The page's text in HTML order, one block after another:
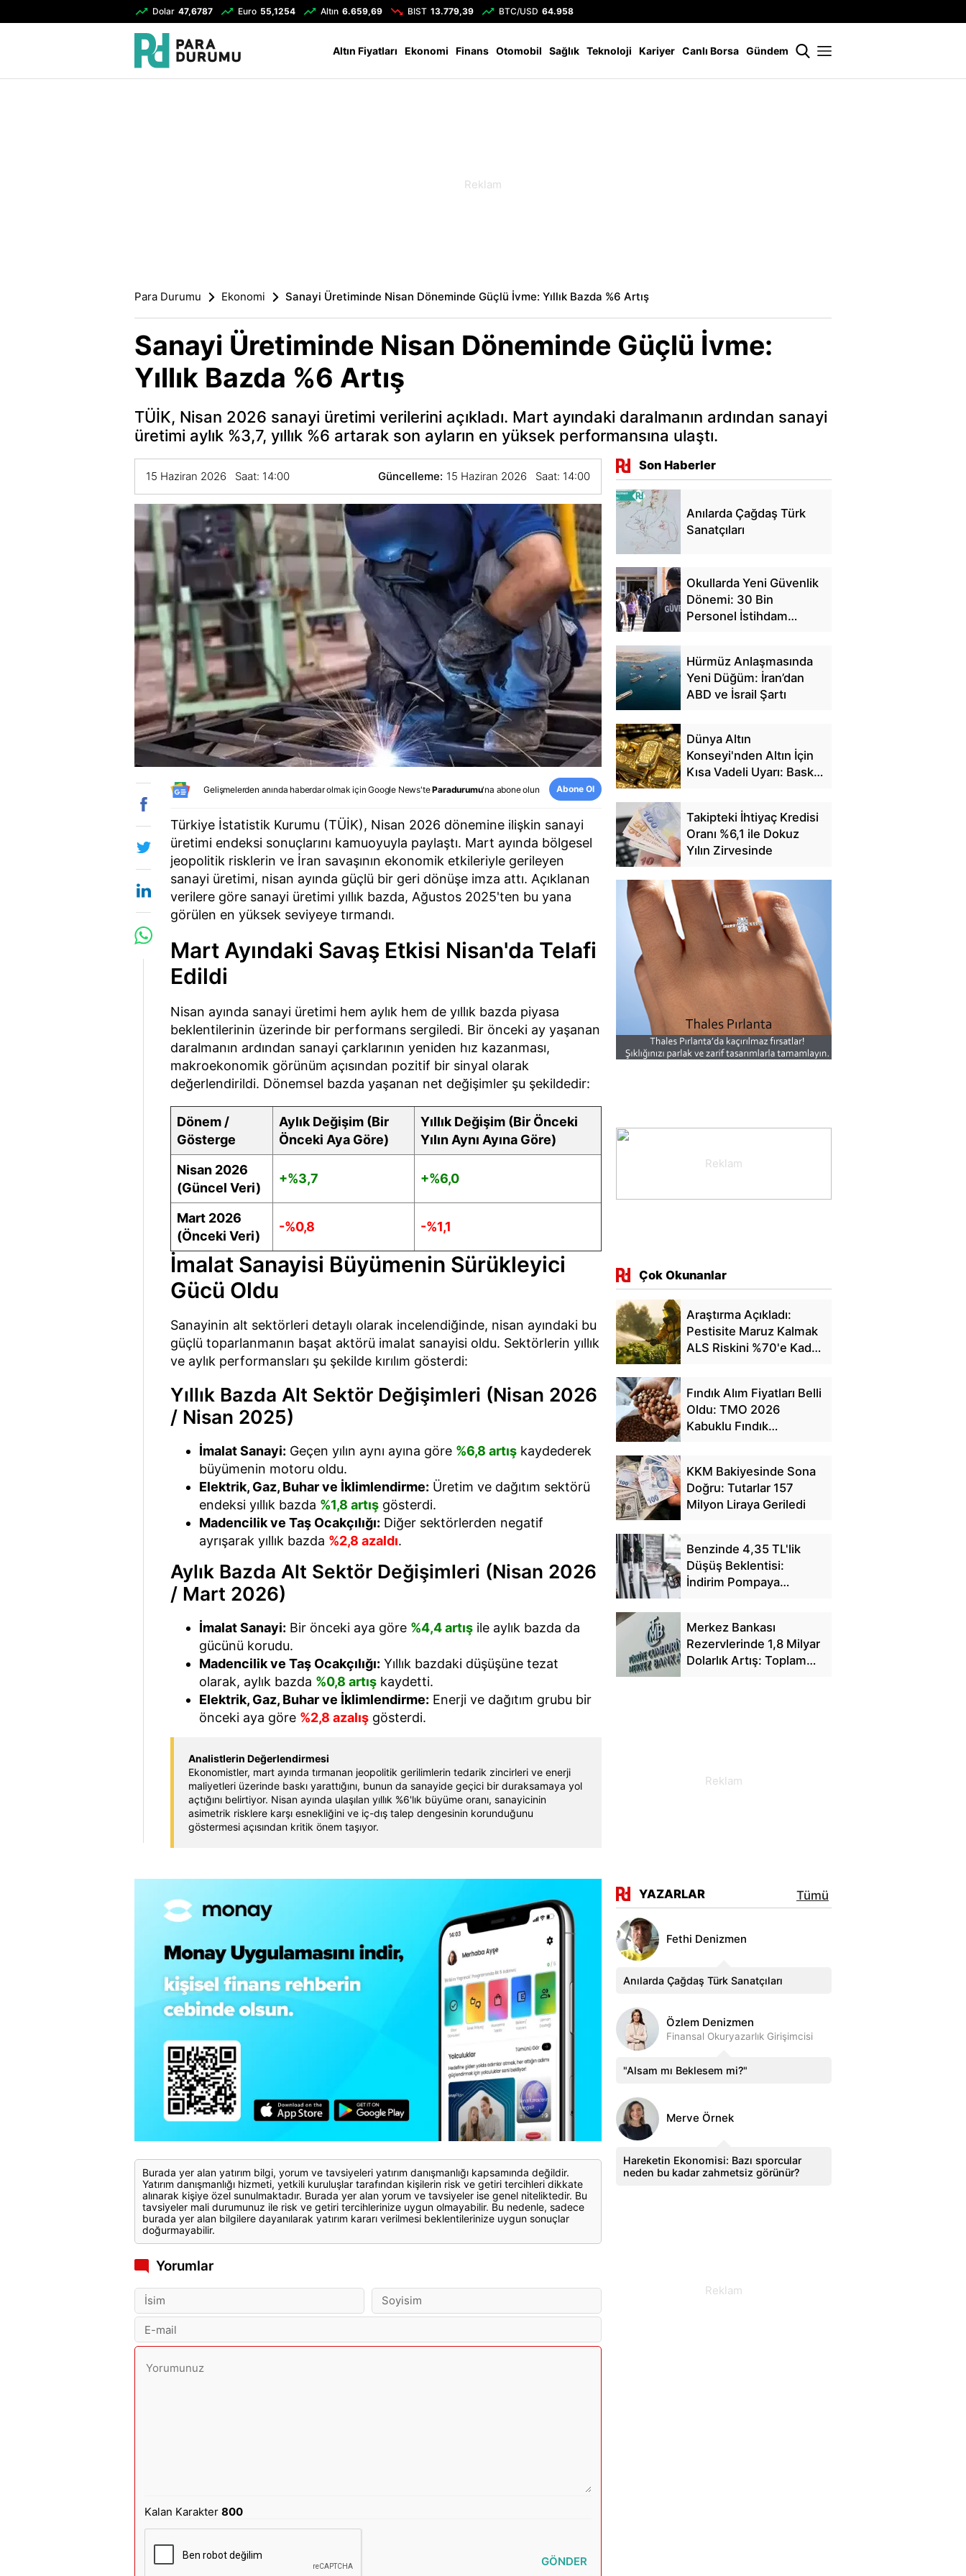
Dolar 47,6787 Euro 55,1254 Altın 6.659,69 BIST 13.779,39 BTC/USD 64.958
Altın Fiyatları Ekonomi Finans Otomobil Sağlık Teknoloji Kariyer Canlı Borsa Gündem
Para Durumu Ekonomi Sanayi Üretiminde Nisan Döneminde Güçlü İvme: Yıllık Bazda %6 Artış
Sanayi Üretiminde Nisan Döneminde Güçlü İvme:
Yıllık Bazda %6 Artış
TÜİK, Nisan 2026 sanayi üretimi verilerini açıkladı. Mart ayındaki daralmanın ardından sanayi
üretimi aylık %3,7, yıllık %6 artarak son ayların en yüksek performansına ulaştı.
15 Haziran 2026 Saat: 14:00 Güncelleme: 15 Haziran 2026 Saat: 14:00
Gelişmelerden anında haberdar olmak içinGoogle News'teParadurumu'na abone olun Abone Ol
Türkiye İstatistik Kurumu (TÜİK), Nisan 2026 dönemine ilişkin sanayi
üretimi endeksi sonuçlarını kamuoyuyla paylaştı. Mart ayında bölgesel
jeopolitik risklerin ve İran savaşının ekonomik etkileriyle gerileyen
sanayi üretimi, nisan ayında güçlü bir geri dönüşe imza attı. Açıklanan
verilere göre sanayi üretimi yıllık bazda, Ağustos 2025'ten bu yana
görülen en yüksek seviyeye tırmandı.
Mart Ayındaki Savaş Etkisi Nisan'da Telafi
Edildi
Nisan ayında sanayi üretimi hem aylık hem de yıllık bazda piyasa
beklentilerinin üzerinde bir performans sergiledi. Bir önceki ay yaşanan
daralmanın ardından sanayi çarklarının yeniden hız kazanması,
makroekonomik görünüm açısından pozitif bir sinyal olarak
değerlendirildi. Dönemsel bazda yaşanan net değişimler şu şekildedir:
Dönem /
Gösterge
Aylık Değişim (Bir
Önceki Aya Göre)
Yıllık Değişim (Bir Önceki
Yılın Aynı Ayına Göre)
Nisan 2026
(Güncel Veri)
+%3,7 +%6,0
Mart 2026
(Önceki Veri)
-%0,8 -%1,1
İmalat Sanayisi Büyümenin Sürükleyici
Gücü Oldu
Sanayinin alt sektörleri detaylı olarak incelendiğinde, nisan ayındaki bu
güçlü toparlanmanın başat aktörü imalat sanayisi oldu. Sektörlerin yıllık
ve aylık performansları şu şekilde kırılım gösterdi:
Yıllık Bazda Alt Sektör Değişimleri (Nisan 2026
/ Nisan 2025)
İmalat Sanayi: Geçen yılın aynı ayına göre %6,8 artış kaydederek
büyümenin motoru oldu.
Elektrik, Gaz, Buhar ve İklimlendirme: Üretim ve dağıtım sektörü
endeksi yıllık bazda %1,8 artış gösterdi.
Madencilik ve Taş Ocakçılığı: Diğer sektörlerden negatif
ayrışarak yıllık bazda %2,8 azaldı.
Aylık Bazda Alt Sektör Değişimleri (Nisan 2026
/ Mart 2026)
İmalat Sanayi: Bir önceki aya göre %4,4 artış ile aylık bazda da
gücünü korudu.
Madencilik ve Taş Ocakçılığı: Yıllık bazdaki düşüşüne tezat
olarak, aylık bazda %0,8 artış kaydetti.
Elektrik, Gaz, Buhar ve İklimlendirme: Enerji ve dağıtım grubu bir
önceki aya göre %2,8 azalış gösterdi.
Analistlerin Değerlendirmesi
Ekonomistler, mart ayında tırmanan jeopolitik gerilimlerin tedarik zincirleri ve enerji
maliyetleri üzerinde baskı yarattığını, bunun da sanayide geçici bir duraksamaya yol
açtığını belirtiyor. Nisan ayında ulaşılan yıllık %6'lık büyüme oranı, sanayicinin
asimetrik risklere karşı esnekliğini ve iç-dış talep dengesinin korunduğunu
göstermesi açısından kritik önem taşıyor.
Burada yer alan yatırım bilgi, yorum ve tavsiyeleri yatırım danışmanlığı kapsamında değildir.
Yatırım danışmanlığı hizmeti, yetkili kuruluşlar tarafından kişilerin risk ve getiri tercihleri dikkate
alınarak kişiye özel sunulmaktadır. Burada yer alan yorum ve tavsiyeler ise genel niteliktedir. Bu
tavsiyeler mali durumunuz ile risk ve getiri tercihlerinize uygun olmayabilir. Bu nedenle, sadece
burada yer alan bilgilere dayanılarak yatırım kararı verilmesi beklentilerinize uygun sonuçlar
doğurmayabilir.
Yorumlar
Kalan Karakter800
GÖNDER
Son Haberler
Anılarda Çağdaş Türk
Sanatçıları
Okullarda Yeni Güvenlik
Dönemi: 30 Bin
Personel İstihdam
Hürmüz Anlaşmasında
Yeni Düğüm: İran’dan
ABD ve İsrail Şartı
Dünya Altın
Konseyi'nden Altın İçin
Kısa Vadeli Uyarı: Baskı
Takipteki İhtiyaç Kredisi
Oranı %6,1 ile Dokuz
Yılın Zirvesinde
Çok Okunanlar
Araştırma Açıkladı:
Pestisite Maruz Kalmak
ALS Riskini %70'e Kadar
Fındık Alım Fiyatları Belli
Oldu: TMO 2026
Kabuklu Fındık
KKM Bakiyesinde Sona
Doğru: Tutarlar 157
Milyon Liraya Geriledi
Benzinde 4,35 TL'lik
Düşüş Beklentisi:
İndirim Pompaya
Merkez Bankası
Rezervlerinde 1,8 Milyar
Dolarlık Artış: Toplam
YAZARLAR Tümü
Fethi Denizmen
Anılarda Çağdaş Türk Sanatçıları
Özlem Denizmen
Finansal Okuryazarlık Girişimcisi
"Alsam mı Beklesem mi?"
Merve Örnek
Hareketin Ekonomisi: Bazı sporcular
neden bu kadar zahmetsiz görünür?